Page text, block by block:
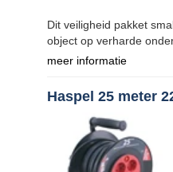
Dit veiligheid pakket
object op verharde
meer informatie
Haspel 25 meter